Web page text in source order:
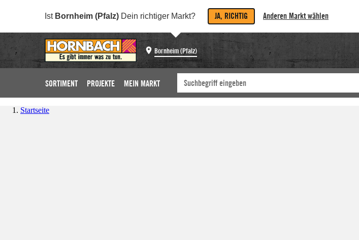
Ist Bornheim (Pfalz) Dein richtiger Markt? JA, RICHTIG Anderen Markt wählen
Bornheim (Pfalz)
SORTIMENT PROJEKTE MEIN MARKT
Startseite